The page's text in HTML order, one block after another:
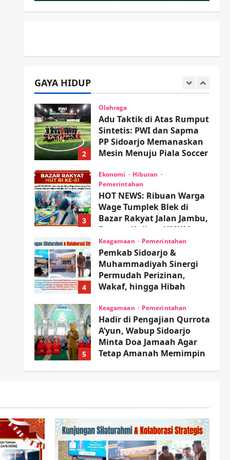
GAYA HIDUP
1
Anugerah Utama
Pertaruhkan Jaminan Rp
100 Juta?
wartanusa 5 Agustus 2026
2
Olahraga
Adu Taktik di Atas Rumput
Sintetis: PWI dan Sapma
PP Sidoarjo Memanaskan
Mesin Menuju Piala Soccer
3
Ekonomi
Hiburan
Pemerintahan
HOT NEWS: Ribuan Warga
Wage Tumplek Blek di
Bazar Rakyat Jalan Jambu,
Borong Kuliner UMKM
Sambil Nonton Jaranan!
wartanusa 4 Agustus 2026
4
Keagamaan Pemerintahan
Pemkab Sidoarjo &
Muhammadiyah Sinergi
Permudah Perizinan,
Wakaf, hingga Hibah
5
Keagamaan Pemerintahan
Hadir di Pengajian Qurrota
A’yun, Wabup Sidoarjo
Minta Doa Jamaah Agar
Tetap Amanah Memimpin
Proyek RSUD Sibar Rp 9,9
M, Beranikah CV Tiga
Anugerah Utama
Pertaruhkan Jaminan Rp
100 Juta?
Olahraga
Adu Taktik di Atas Rumput